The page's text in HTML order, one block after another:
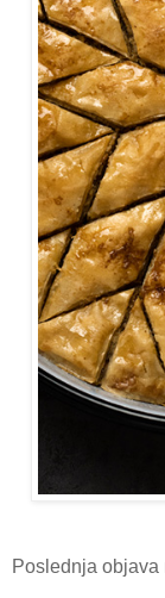
Poslednja objava